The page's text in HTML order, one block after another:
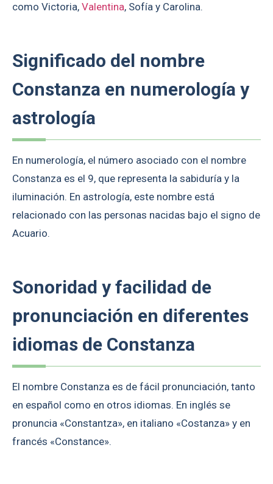
como Victoria, Valentina, Sofía y Carolina.
Significado del nombre
Constanza en numerología y
astrología
En numerología, el número asociado con el nombre
Constanza es el 9, que representa la sabiduría y la
iluminación. En astrología, este nombre está
relacionado con las personas nacidas bajo el signo de
Acuario.
Sonoridad y facilidad de
pronunciación en diferentes
idiomas de Constanza
El nombre Constanza es de fácil pronunciación, tanto
en español como en otros idiomas. En inglés se
pronuncia «Constantza», en italiano «Costanza» y en
francés «Constance».